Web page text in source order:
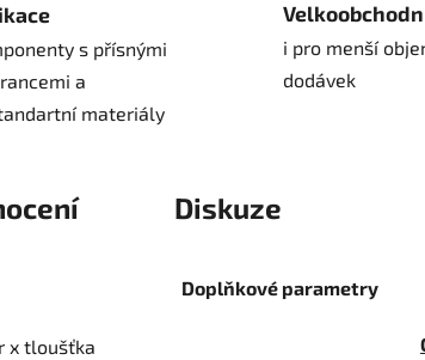
s přísnými
a
materiály
i pro menší
dodávek
Diskuze
x tloušťka
Doplňkové parametry